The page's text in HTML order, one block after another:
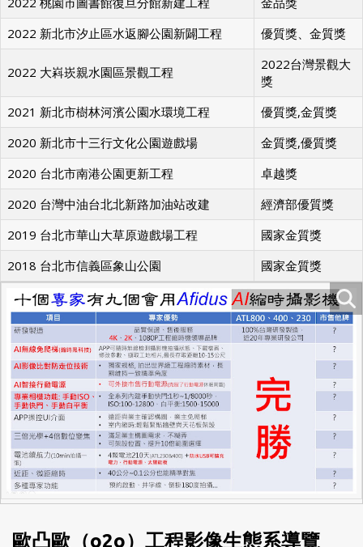
2022 桃園市圖書館復旦分館新建工程
金品獎
2022 新北市汐止區水返腳公園新闢工程
優質獎、金質獎
2022台灣景觀大
獎
2021 新北市樹林河濱公園水環境工程
優質獎,金質獎
2020 新北市十三行文化公園遊戲場
金質獎,優質獎
2020 台北市南港公園更新工程
卓越獎
2020 台灣中油台北北新路加油站改建
經濟部優質獎
2019 台北市華山大草原遊戲場工程
國家金質獎
2018 台北市信義區象山公園
國家金質獎